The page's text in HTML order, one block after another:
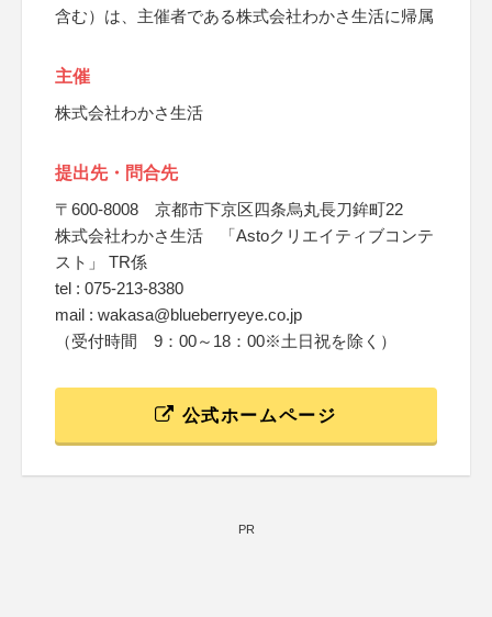
含む）は、主催者である株式会社わかさ生活に帰属
主催
株式会社わかさ生活
提出先・問合先
〒600-8008 京都市下京区四条烏丸長刀鉾町22
株式会社わかさ生活 「Astoクリエイティブコンテ
スト」 TR係
tel : 075-213-8380
mail : wakasa@blueberryeye.co.jp
（受付時間 9：00～18：00※土日祝を除く）
公式ホームページ
PR